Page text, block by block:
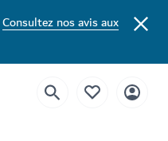
Consultez nos avis aux